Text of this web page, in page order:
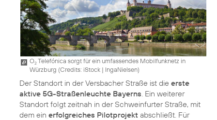
O2Telefónica sorgt für ein umfassendes Mobilfunknetz in
Würzburg (Credits: iStock | IngaNielsen)
Der Standort in der Versbacher Straße ist die erste
aktive 5G-Straßenleuchte Bayerns. Ein weiterer
Standort folgt zeitnah in der Schweinfurter Straße, mit
dem ein erfolgreiches Pilotprojekt abschließt. Für